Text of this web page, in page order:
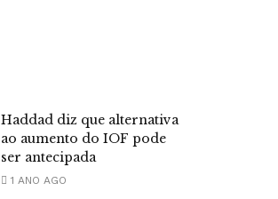
Haddad diz que alternativa
ao aumento do IOF pode
ser antecipada
1 ANO AGO